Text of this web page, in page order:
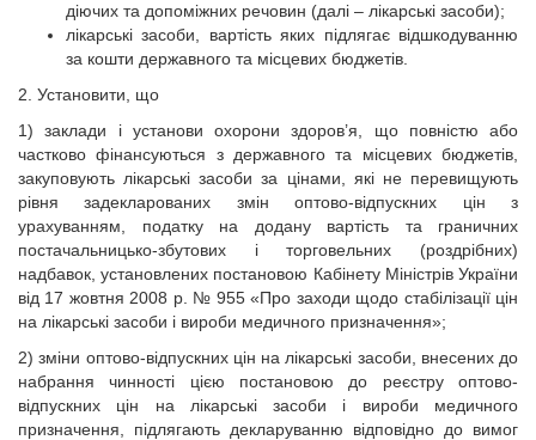
діючих та допоміжних речовин (далі – лікарські засоби);
лікарські засоби, вартість яких підлягає відшкодуванню
за кошти державного та місцевих бюджетів.
2. Установити, що
1) заклади і установи охорони здоров’я, що повністю або
частково фінансуються з державного та місцевих бюджетів,
закуповують лікарські засоби за цінами, які не перевищують
рівня задекларованих змін оптово-відпускних цін з
урахуванням, податку на додану вартість та граничних
постачальницько-збутових і торговельних (роздрібних)
надбавок, установлених постановою Кабінету Міністрів України
від 17 жовтня 2008 р. № 955 «Про заходи щодо стабілізації цін
на лікарські засоби і вироби медичного призначення»;
2) зміни оптово-відпускних цін на лікарські засоби, внесених до
набрання чинності цією постановою до реєстру оптово-
відпускних цін на лікарські засоби і вироби медичного
призначення, підлягають декларуванню відповідно до вимог